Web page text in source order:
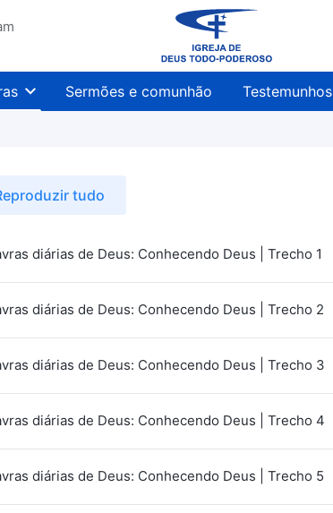
Sermões e comunhão Testemunhos
tudo
diárias de Deus: Conhecendo Deus | Trecho 1
diárias de Deus: Conhecendo Deus | Trecho 2
diárias de Deus: Conhecendo Deus | Trecho 3
diárias de Deus: Conhecendo Deus | Trecho 4
diárias de Deus: Conhecendo Deus | Trecho 5